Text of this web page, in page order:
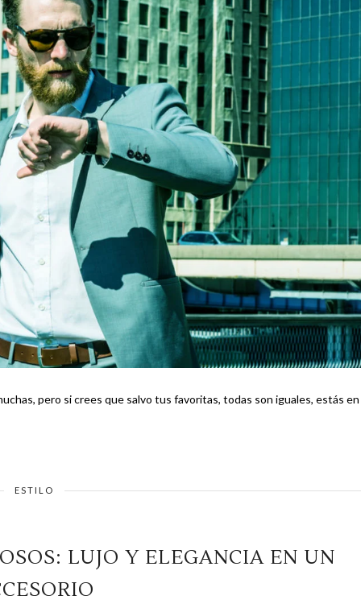
pero si crees que salvo tus favoritas, todas son iguales, estás
ESTILO
LUJO Y ELEGANCIA EN UN